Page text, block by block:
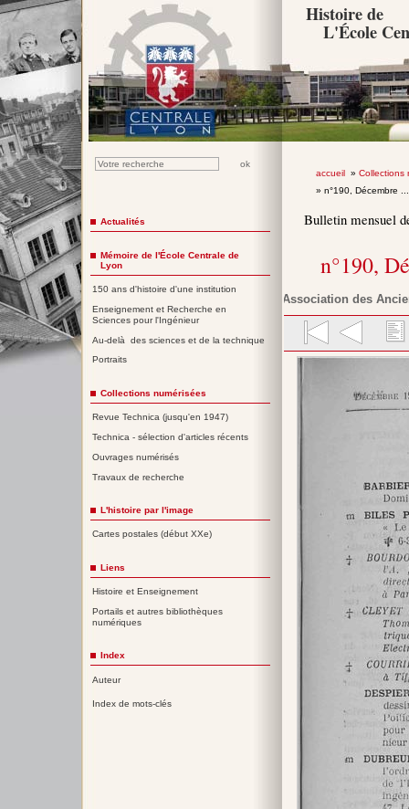
Histoire de
L'École
accueil» Collections
» n°190, Décembre
Bulletin mensuel
n°190,
Association des
Actualités
Mémoire de l'École Centrale de
Lyon
150 ans d'histoire d'une institution
Enseignement et Recherche en
Sciences pour l'Ingénieur
Au-delà des sciences et de la technique
Portraits
Collections numérisées
Revue Technica (jusqu'en 1947)
Technica - sélection d'articles récents
Ouvrages numérisés
Travaux de recherche
L'histoire par l'image
Cartes postales (début XXe)
Liens
Histoire et Enseignement
Portails et autres bibliothèques
numériques
Index
Auteur
Index de mots-clés